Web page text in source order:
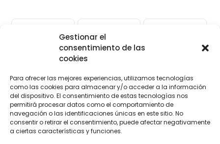
Gestionar el
consentimiento de las
cookies
Para ofrecer las mejores experiencias, utilizamos tecnologías
como las cookies para almacenar y/o acceder a la información
del dispositivo. El consentimiento de estas tecnologías nos
permitirá procesar datos como el comportamiento de
navegación o las identificaciones únicas en este sitio. No
consentir o retirar el consentimiento, puede afectar negativamente
a ciertas características y funciones.
ENVÍO 24-48H
Descripción
Información adicional
Valoraciones (0)